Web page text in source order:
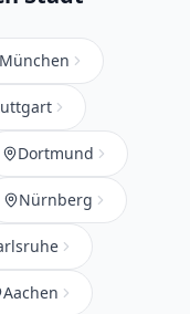
München
Dortmund
Nürnberg
Aachen